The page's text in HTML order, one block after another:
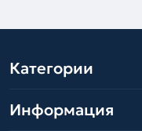
Категории
Информация